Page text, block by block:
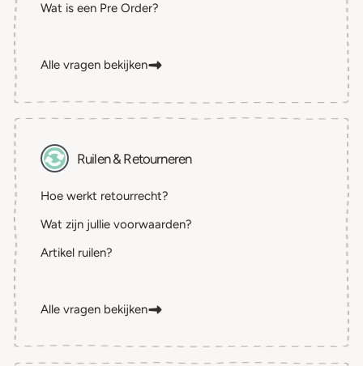
Wat is een Pre Order?
Alle vragen bekijken
Ruilen & Retourneren
Hoe werkt retourrecht?
Wat zijn jullie voorwaarden?
Artikel ruilen?
Alle vragen bekijken